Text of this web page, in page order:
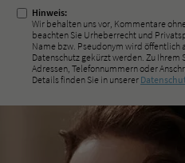
Hinweis:
Wir behalten uns vor, Kommentare
beachten Sie Urheberrecht und
Name bzw. Pseudonym wird öffentlich
Datenschutz gekürzt werden. Zu
Adressen, Telefonnummern oder
Details finden Sie in unserer